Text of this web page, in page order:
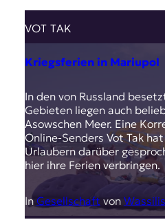
VOT TAK
Kriegsferien in Mariupol
In den von Russland
Gebieten liegen auch
Asowschen Meer. Eine
Online-Senders Vot Tak
Urlaubern darüber
hier ihre Ferien verbringen.
In Gesellschaft von